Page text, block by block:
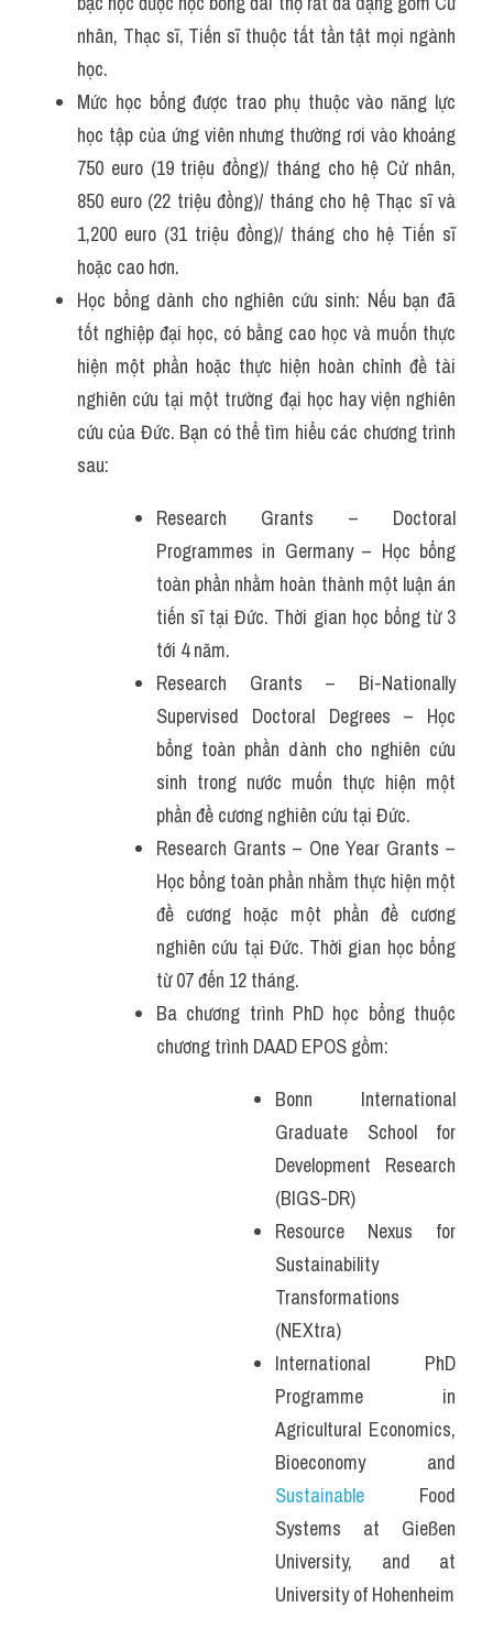
nhân, Thạc sĩ, Tiến sĩ thuộc tất tần tật mọi ngành
học.
Mức học bổng được trao phụ thuộc vào năng lực
học tập của ứng viên nhưng thường rơi vào khoảng
750 euro (19 triệu đồng)/ tháng cho hệ Cử nhân,
850 euro (22 triệu đồng)/ tháng cho hệ Thạc sĩ và
1,200 euro (31 triệu đồng)/ tháng cho hệ Tiến sĩ
hoặc cao hơn.
Học bổng dành cho nghiên cứu sinh: Nếu bạn đã
tốt nghiệp đại học, có bằng cao học và muốn thực
hiện một phần hoặc thực hiện hoàn chỉnh đề tài
nghiên cứu tại một trường đại học hay viện nghiên
cứu của Đức. Bạn có thể tìm hiểu các chương trình
sau:
Research Grants – Doctoral
Programmes in Germany – Học bổng
toàn phần nhằm hoàn thành một luận án
tiến sĩ tại Đức. Thời gian học bổng từ 3
tới 4 năm.
Research Grants – Bi-Nationally
Supervised Doctoral Degrees – Học
bổng toàn phần dành cho nghiên cứu
sinh trong nước muốn thực hiện một
phần đề cương nghiên cứu tại Đức.
Research Grants – One Year Grants –
Học bổng toàn phần nhằm thực hiện một
đề cương hoặc một phần đề cương
nghiên cứu tại Đức. Thời gian học bổng
từ 07 đến 12 tháng.
Ba chương trình PhD học bổng thuộc
chương trình DAAD EPOS gồm:
Bonn International
Graduate School for
Development Research
(BIGS-DR)
Resource Nexus for
Sustainability
Transformations
(NEXtra)
International PhD
Programme in
Agricultural Economics,
Sustainable Food
Systems at Gießen
University, and at
University of Hohenheim